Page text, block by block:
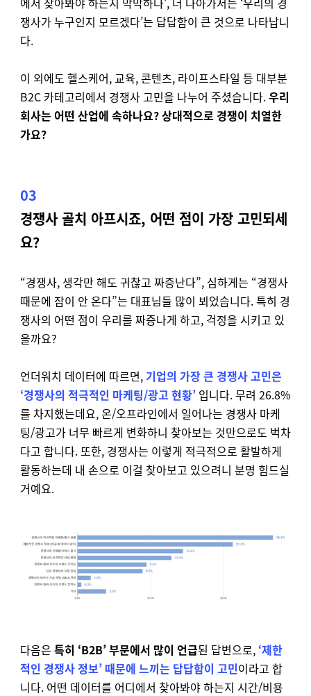
쟁사가 누구인지 모르겠다’는 답답함이 큰 것으로 나타납니
다.
이 외에도 헬스케어, 교육, 콘텐츠, 라이프스타일 등 대부분
B2C 카테고리에서 경쟁사 고민을 나누어 주셨습니다.우리
회사는 어떤 산업에 속하나요? 상대적으로 경쟁이 치열한
가요?
03
경쟁사 골치 아프시죠, 어떤 점이 가장 고민되세
요?
“경쟁사, 생각만 해도 귀찮고 짜증난다”, 심하게는 “경쟁사
때문에 잠이 안 온다”는 대표님들 많이 뵈었습니다. 특히 경
쟁사의 어떤 점이 우리를 짜증나게 하고, 걱정을 시키고 있
을까요?
언더워치 데이터에 따르면, 기업의 가장 큰 경쟁사 고민은
‘경쟁사의 적극적인 마케팅/광고 현황’입니다. 무려 26.8%
를 차지했는데요, 온/오프라인에서 일어나는 경쟁사 마케
팅/광고가 너무 빠르게 변화하니 찾아보는 것만으로도 벅차
다고 합니다. 또한, 경쟁사는 이렇게 적극적으로 활발하게
활동하는데 내 손으로 이걸 찾아보고 있으려니 분명 힘드실
거예요.
다음은 특히 ‘B2B’ 부문에서 많이 언급된 답변으로, ‘제한
적인 경쟁사 정보’ 때문에 느끼는 답답함이 고민이라고 합
니다. 어떤 데이터를 어디에서 찾아봐야 하는지 시간/비용